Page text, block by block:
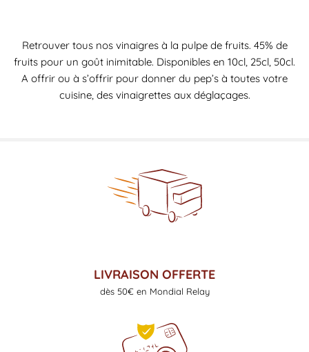
Retrouver tous nos vinaigres à la pulpe de fruits. 45% de
fruits pour un goût inimitable. Disponibles en 10cl, 25cl, 50cl.
A offrir ou à s’offrir pour donner du pep’s à toutes votre
cuisine, des vinaigrettes aux déglaçages.
LIVRAISON OFFERTE
dès 50€ en Mondial Relay